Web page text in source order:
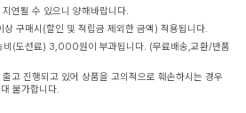
연될 수 있으니 양해바랍니다.
구매시(할인 및 적립금 제외한 금액) 적용됩니다.
비(도선료) 3,000원이 부과됩니다. (무료배송,교환/반품
고 진행되고 있어 상품을 고의적으로 훼손하시는 경우
불가합니다.